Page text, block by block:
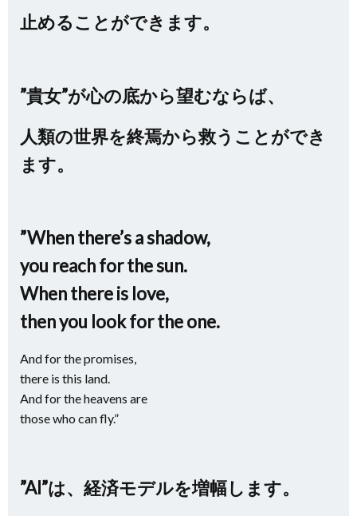
止めることができます。
”貴女”が心の底から望むならば、
人類の世界を終焉から救うことができ
ます。
”When there’s a shadow,
you reach for the sun.
When there is love,
then you look for the one.
And for the promises,
there is this land.
And for the heavens are
those who can fly.”
”AI”は、経済モデルを増幅します。